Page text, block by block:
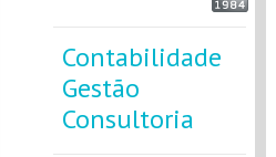
Contabilidade
Gestão
Consultoria